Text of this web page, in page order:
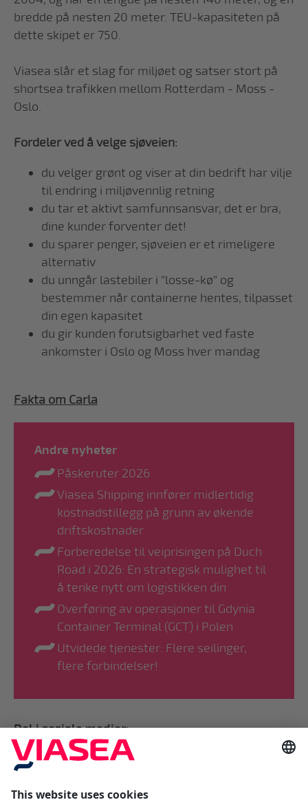
bredde på nesten 20 meter. TEU-kapasiteten på
dette skipet er 750.
Viasea slår et slag for miljøet og satser stort på
shortsea trafikken mellom Rotterdam - Moss -
Oslo.
Fordeler ved å velge sjøveien:
du velger grønt og viser at din bedrift har vilje
til endring i miljøvennlig retning
du tar et aktivt samfunnsansvar, det er bra,
dine kunder forventer det!
du sparer penger, sjøveien er et rimeligere
alternativ
du unngår lastebiler i "losse-kø" og
bestemmer når containerne hentes, tilpasset
din egen kapasitet
du gir kunden forutsigbarhet ved faste
ankomster i Oslo og Moss hver mandag
Fakta om Carla
Andre nyheter
Påskeruter 2026
Viasea Shipping innfører midlertidig
kostnadstillegg på grunn av økende
driftskostnader
Forberedelse til veiprisingen på Duch
Road i 2026: En strategisk mulighet til
å tenke nytt om logistikken din
Overføring av operasjoner til Gdynia
Container Terminal (GCT) i Polen
Utvidede tjenester: Flere seilinger,
flere forbindelser!
Del i sosiale medier: